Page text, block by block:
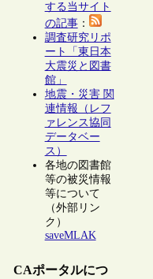
する当サイト
の記事：
調査研究リポ
ート「東日本
大震災と図書
館」
地震・災害 関
連情報（レフ
ァレンス協同
データベー
ス）
各地の図書館
等の被災情報
等について
（外部リン
ク）
saveMLAK
CAポータルにつ